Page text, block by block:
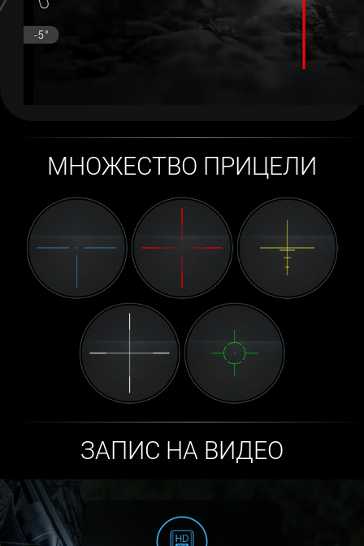
МНОЖЕСТВО ПРИЦЕЛИ
ЗАПИС НА ВИДЕО